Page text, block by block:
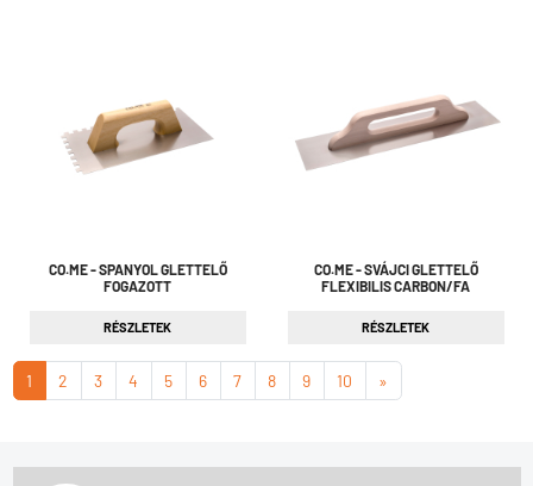
CO.ME - SPANYOL GLETTELŐ
FOGAZOTT
RÉSZLETEK
CO.ME - SVÁJCI GLETTELŐ
FLEXIBILIS CARBON/FA
RÉSZLETEK
1 2 3 4 5 6 7 8 9 10 »